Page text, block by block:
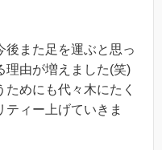
後また足を運ぶと思っ
理由が増えました(笑)
めにも代々木にたく
ティー上げていきま